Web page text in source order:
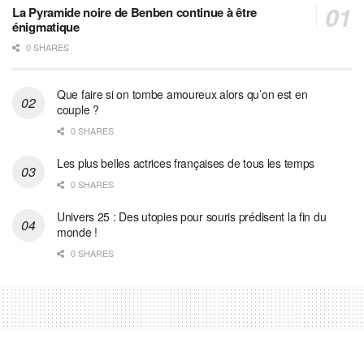
La Pyramide noire de Benben continue à être
énigmatique
0 SHARES
Que faire si on tombe amoureux alors qu’on est en
couple ?
0 SHARES
Les plus belles actrices françaises de tous les temps
0 SHARES
Univers 25 : Des utopies pour souris prédisent la fin du
monde !
0 SHARES